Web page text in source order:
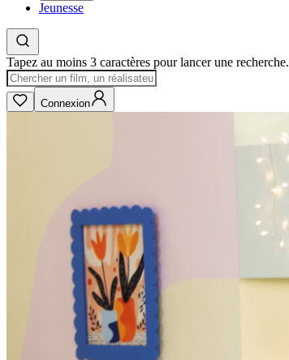
Jeunesse
Tapez au moins 3 caractères pour lancer une recherche.
Connexion